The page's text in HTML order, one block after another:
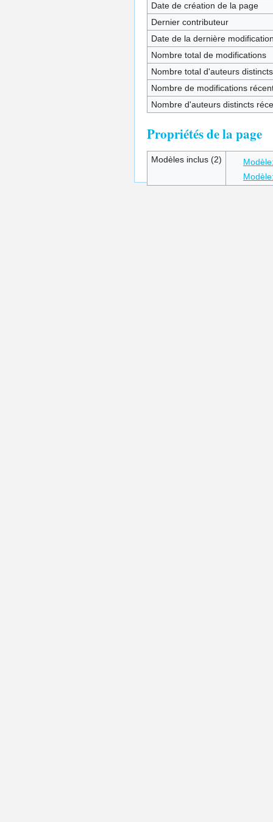
Date de création de la page
Dernier contributeur
Date de la dernière
Nombre total de modifications
Nombre total d'auteurs distincts
Nombre de modifications
Nombre d'auteurs distincts
Propriétés de la page
Modèles inclus (2)